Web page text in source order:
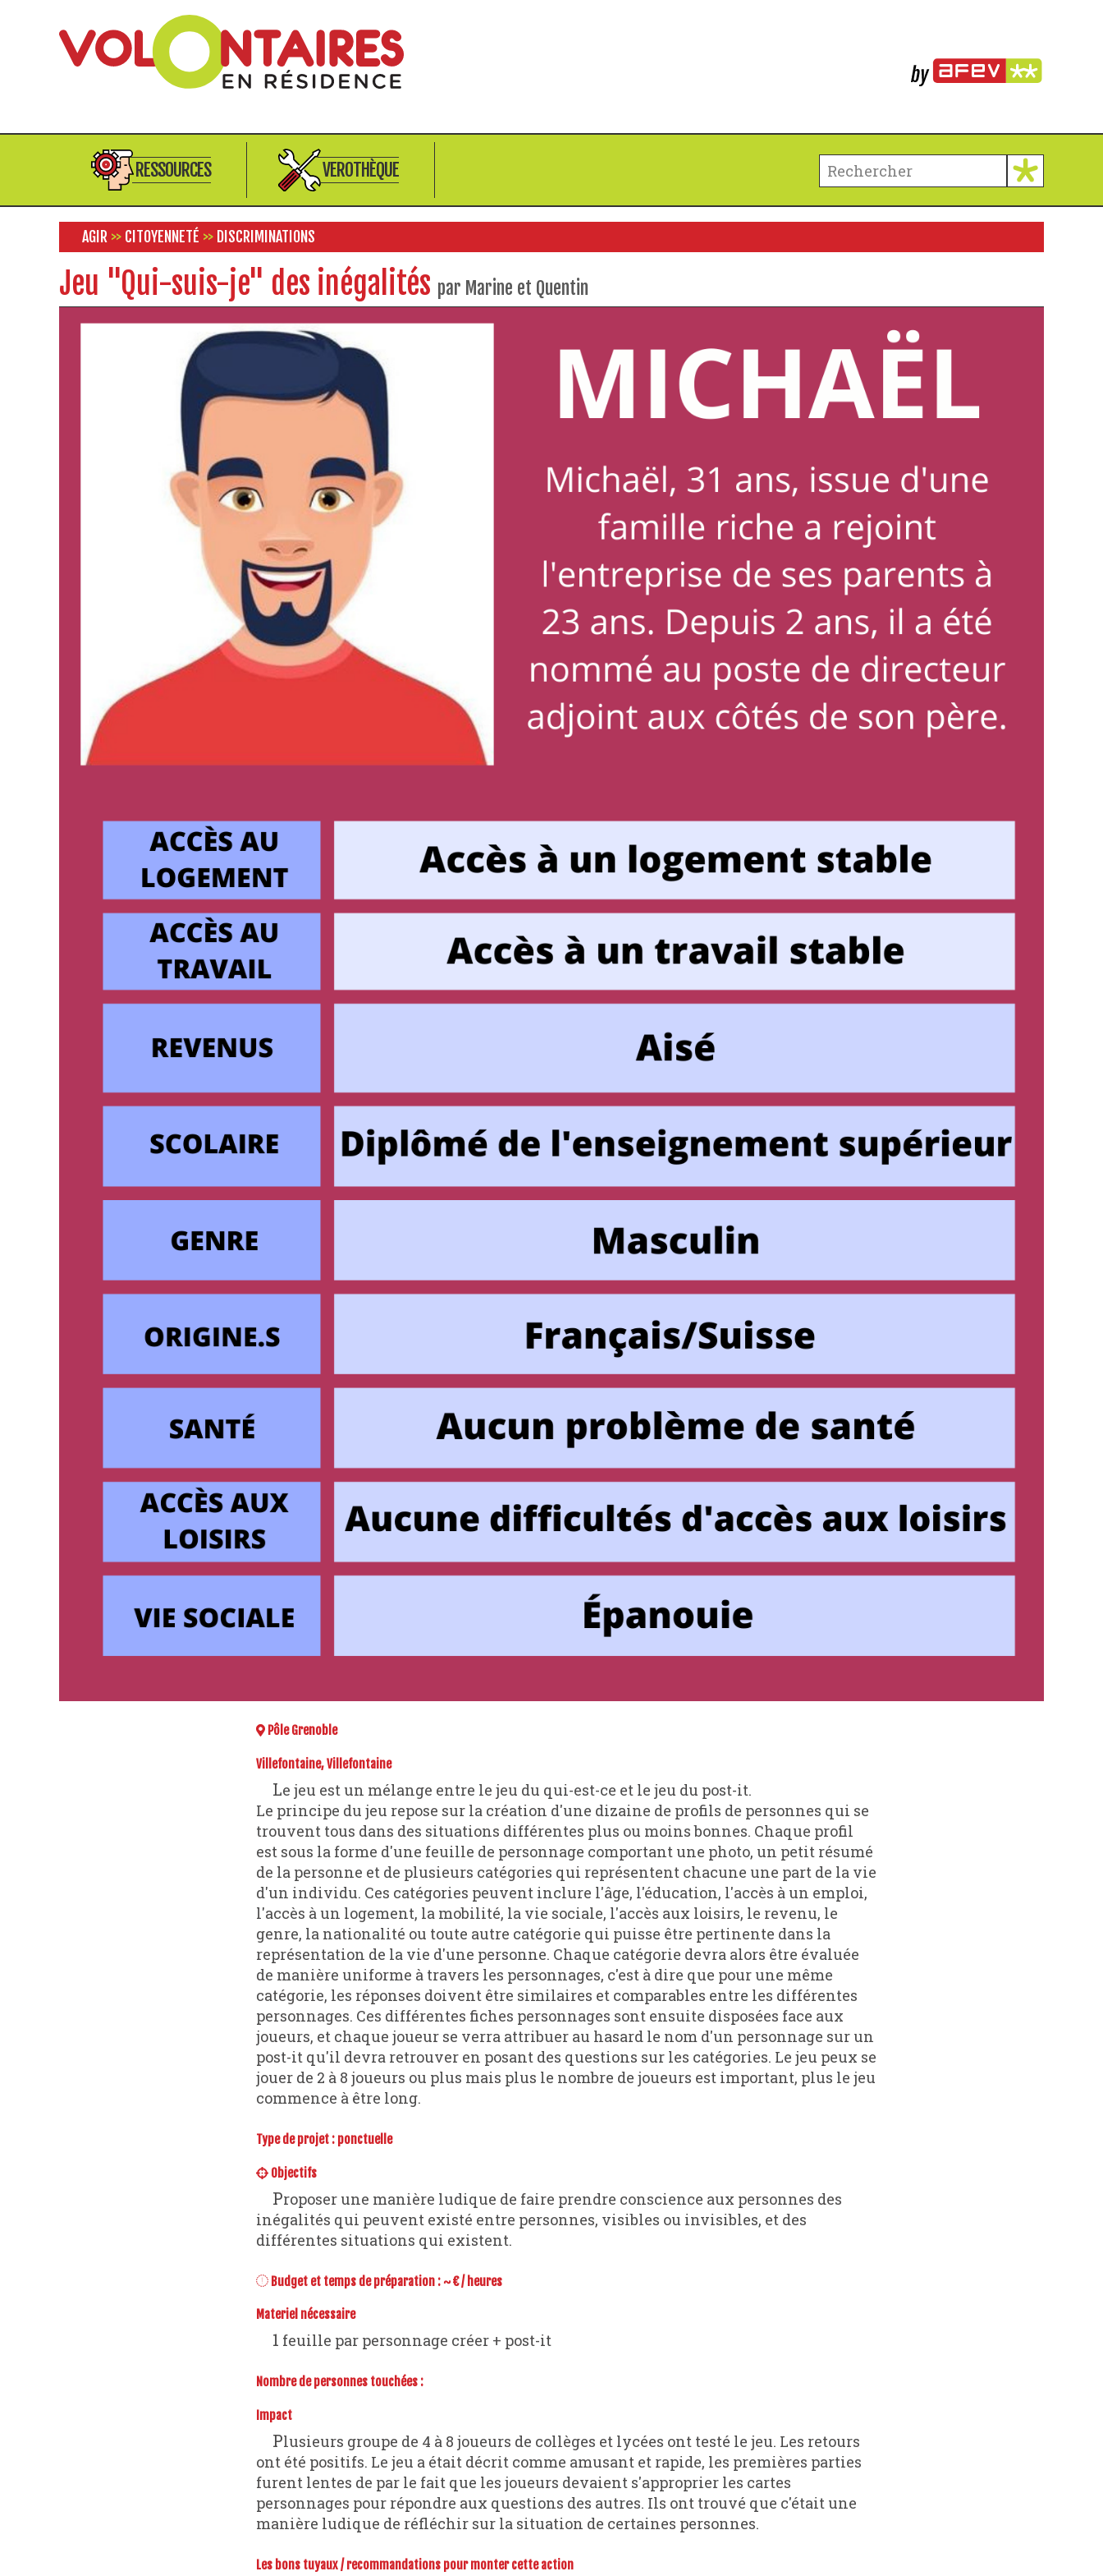
RESSOURCES VEROTHÈQUE
AGIR >> CITOYENNETÉ >> DISCRIMINATIONS
Jeu "Qui-suis-je" des inégalités par Marine et Quentin
Pôle Grenoble
Villefontaine, Villefontaine
Le jeu est un mélange entre le jeu du qui-est-ce et le jeu du post-it.
Le principe du jeu repose sur la création d'une dizaine de profils de personnes qui se
trouvent tous dans des situations différentes plus ou moins bonnes. Chaque profil
est sous la forme d'une feuille de personnage comportant une photo, un petit résumé
de la personne et de plusieurs catégories qui représentent chacune une part de la vie
d'un individu. Ces catégories peuvent inclure l'âge, l'éducation, l'accès à un emploi,
l'accès à un logement, la mobilité, la vie sociale, l'accès aux loisirs, le revenu, le
genre, la nationalité ou toute autre catégorie qui puisse être pertinente dans la
représentation de la vie d'une personne. Chaque catégorie devra alors être évaluée
de manière uniforme à travers les personnages, c'est à dire que pour une même
catégorie, les réponses doivent être similaires et comparables entre les différentes
personnages. Ces différentes fiches personnages sont ensuite disposées face aux
joueurs, et chaque joueur se verra attribuer au hasard le nom d'un personnage sur un
post-it qu'il devra retrouver en posant des questions sur les catégories. Le jeu peux se
jouer de 2 à 8 joueurs ou plus mais plus le nombre de joueurs est important, plus le jeu
commence à être long.
Type de projet : ponctuelle
Objectifs
Proposer une manière ludique de faire prendre conscience aux personnes des
inégalités qui peuvent existé entre personnes, visibles ou invisibles, et des
différentes situations qui existent.
Budget et temps de préparation : ~ € / heures
Materiel nécessaire
1 feuille par personnage créer + post-it
Nombre de personnes touchées :
Impact
Plusieurs groupe de 4 à 8 joueurs de collèges et lycées ont testé le jeu. Les retours
ont été positifs. Le jeu a était décrit comme amusant et rapide, les premières parties
furent lentes de par le fait que les joueurs devaient s'approprier les cartes
personnages pour répondre aux questions des autres. Ils ont trouvé que c'était une
manière ludique de réfléchir sur la situation de certaines personnes.
Les bons tuyaux / recommandations pour monter cette action